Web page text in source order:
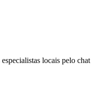
locais pelo chat